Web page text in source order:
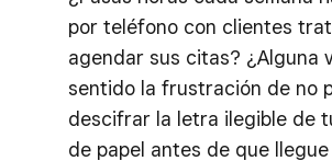
por teléfono con clientes
agendar sus citas? ¿Alguna
sentido la frustración de no
descifrar la letra ilegible de
de papel antes de que llegue